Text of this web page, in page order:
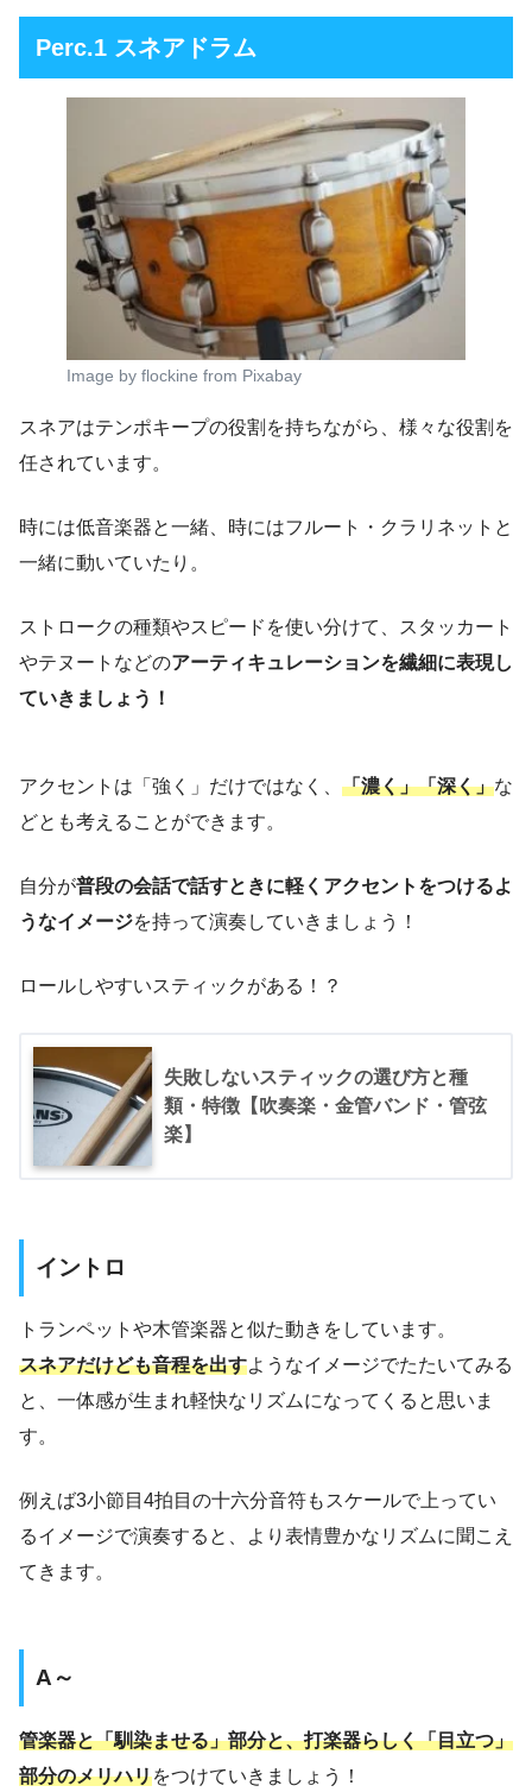
Perc.1 スネアドラム
Image by flockine from Pixabay
スネアはテンポキープの役割を持ちながら、様々な役割を
任されています。
時には低音楽器と一緒、時にはフルート・クラリネットと
一緒に動いていたり。
ストロークの種類やスピードを使い分けて、スタッカート
やテヌートなどのアーティキュレーションを繊細に表現し
ていきましょう！
アクセントは「強く」だけではなく、 「濃く」「深く」な
どとも考えることができます。
自分が普段の会話で話すときに軽くアクセントをつけるよ
うなイメージを持って演奏していきましょう！
ロールしやすいスティックがある！？
失敗しないスティックの選び方と種
類・特徴【吹奏楽・金管バンド・管弦
楽】
イントロ
トランペットや木管楽器と似た動きをしています。
スネアだけども音程を出すようなイメージでたたいてみる
と、一体感が生まれ軽快なリズムになってくると思いま
す。
例えば3小節目4拍目の十六分音符もスケールで上ってい
るイメージで演奏すると、より表情豊かなリズムに聞こえ
てきます。
A～
管楽器と「馴染ませる」部分と、打楽器らしく「目立つ」
部分のメリハリをつけていきましょう！